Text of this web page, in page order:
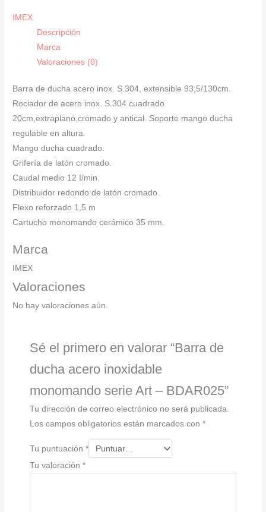
monomando
cantidad
IMEX
Descripción
Marca
Valoraciones (0)
Barra de ducha acero inox. S.304, extensible 93,5/130cm.
Rociador de acero inox. S.304 cuadrado
20cm,extraplano,cromado y antical. Soporte mango ducha
regulable en altura.
Mango ducha cuadrado.
Grifería de latón cromado.
Caudal medio 12 I/min.
Distribuidor redondo de latón cromado.
Flexo reforzado 1,5 m
Cartucho monomando cerámico 35 mm.
Marca
IMEX
Valoraciones
No hay valoraciones aún.
Sé el primero en valorar “Barra de
ducha acero inoxidable
monomando serie Art – BDAR025”
Tu dirección de correo electrónico no será publicada.
Los campos obligatorios están marcados con*
Tu puntuación*
Tu valoración*